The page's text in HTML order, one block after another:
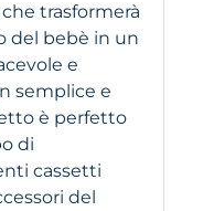
trasformerà
del bebè in un
e
semplice e
è perfetto
di
cassetti
del